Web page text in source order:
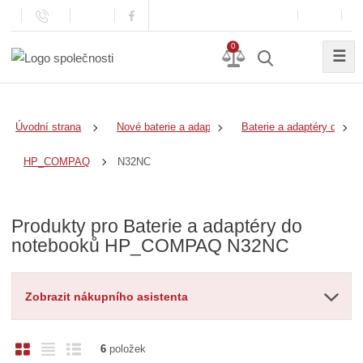
0
☰
Úvodní strana Nové baterie a adaptéry Baterie a adaptéry do
HP_COMPAQ N32NC
Produkty pro Baterie a adaptéry do
notebooků HP_COMPAQ N32NC
Zobrazit nákupního asistenta
O
Ř
6položek